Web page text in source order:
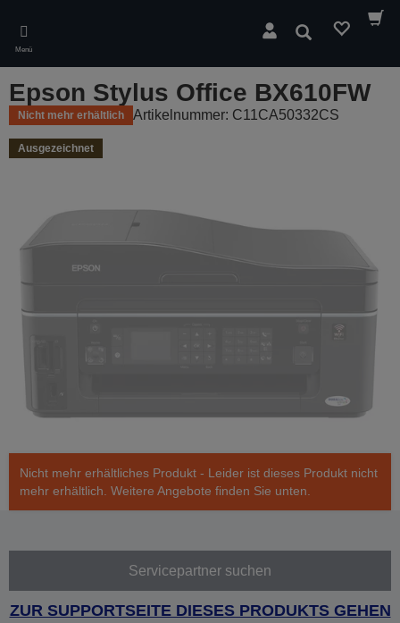
main
content
Menü
Suchen
Epson Stylus Office BX610FW
Nicht mehr erhältlich Artikelnummer: C11CA50332CS
Ausgezeichnet
Nicht mehr erhältliches Produkt - Leider ist dieses Produkt nicht
mehr erhältlich. Weitere Angebote finden Sie unten.
Servicepartner suchen
ZUR SUPPORTSEITE DIESES PRODUKTS GEHEN